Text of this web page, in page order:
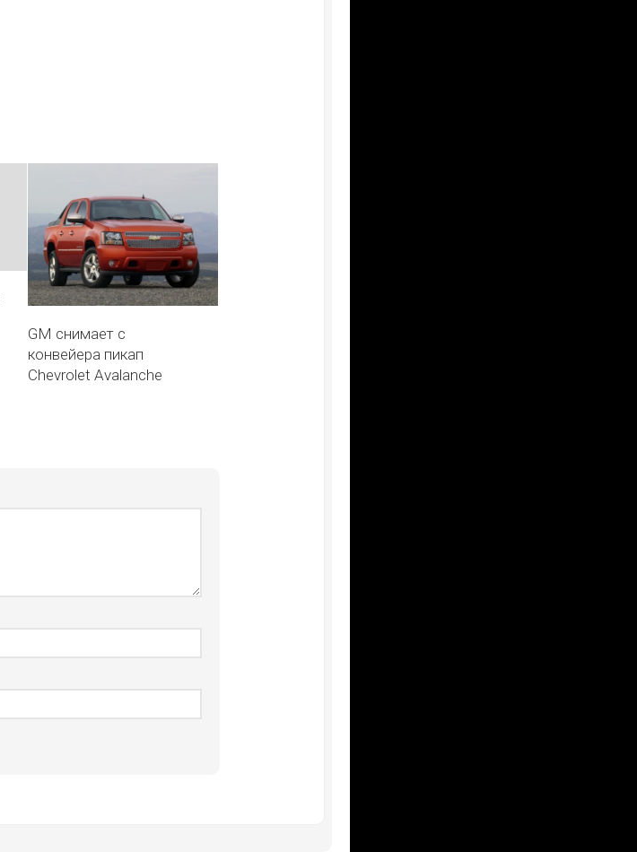
GM снимает с
конвейера пикап
Chevrolet Avalanche